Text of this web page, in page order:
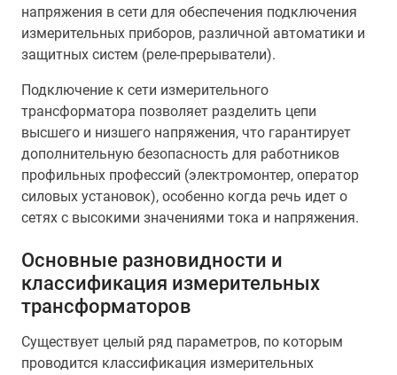
напряжения в сети для обеспечения подключения
измерительных приборов, различной автоматики и
защитных систем (реле-прерыватели).
Подключение к сети измерительного
трансформатора позволяет разделить цепи
высшего и низшего напряжения, что гарантирует
дополнительную безопасность для работников
профильных профессий (электромонтер, оператор
силовых установок), особенно когда речь идет о
сетях с высокими значениями тока и напряжения.
Основные разновидности и
классификация измерительных
трансформаторов
Существует целый ряд параметров, по которым
проводится классификация измерительных